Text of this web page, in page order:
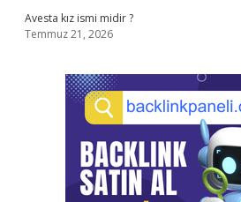
Avesta kız ismi midir ?
Temmuz 21, 2026